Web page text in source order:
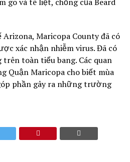
Maricopa County đã có
xác nhận nhiễm virus. Đã có
toàn tiểu bang. Các quan
Quận Maricopa cho biết mùa
phần gây ra những trường